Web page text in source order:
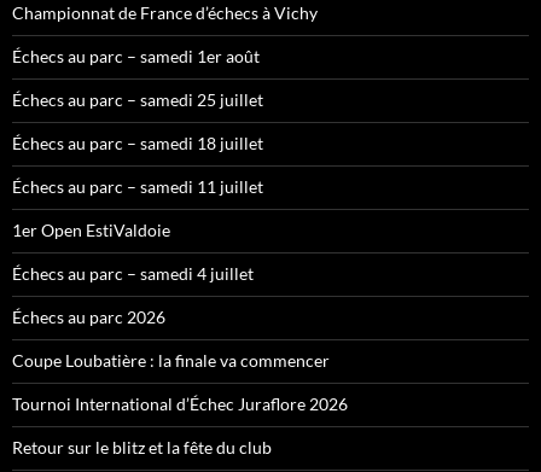
Championnat de France d’échecs à Vichy
Échecs au parc – samedi 1er août
Échecs au parc – samedi 25 juillet
Échecs au parc – samedi 18 juillet
Échecs au parc – samedi 11 juillet
1er Open EstiValdoie
Échecs au parc – samedi 4 juillet
Échecs au parc 2026
Coupe Loubatière : la finale va commencer
Tournoi International d’Échec Juraflore 2026
Retour sur le blitz et la fête du club